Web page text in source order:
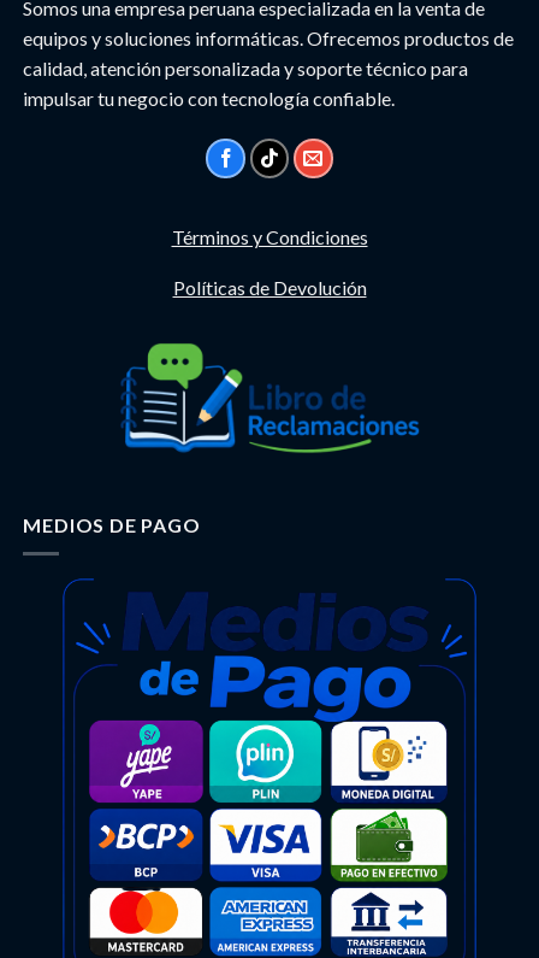
Somos una empresa peruana especializada en la venta de
equipos y soluciones informáticas. Ofrecemos productos de
calidad, atención personalizada y soporte técnico para
impulsar tu negocio con tecnología confiable.
Términos y Condiciones
Políticas de Devolución
MEDIOS DE PAGO